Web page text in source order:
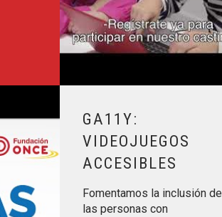
GA11Y:
VIDEOJUEGOS
ACCESIBLES
Fomentamos la inclusión de
las personas con